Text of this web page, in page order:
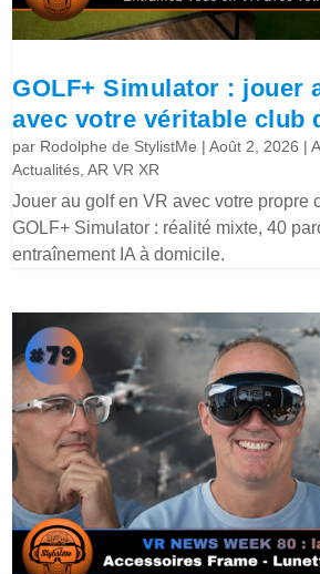
GOLF+ Simulator : jouer
avec votre véritable club
par Rodolphe de StylistMe |Août 2, 2026 |
Actualités ,AR VR XR
Jouer au golf en VR avec votre propre
GOLF+ Simulator : réalité mixte, 40
entraînement IA à domicile.